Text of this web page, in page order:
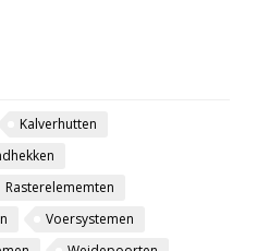
Kalverhutten
Rasterelememten
Voersystemen